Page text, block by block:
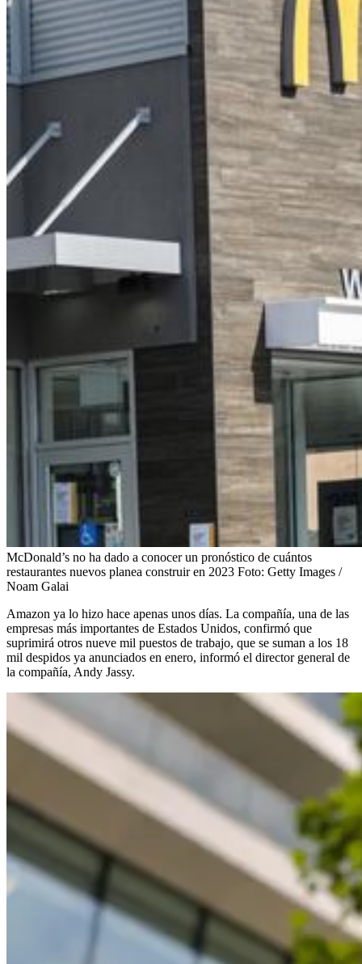
McDonald’s no ha dado a conocer un pronóstico de cuántos
restaurantes nuevos planea construir en 2023 Foto: Getty Images /
Noam Galai
Amazon ya lo hizo hace apenas unos días. La compañía, una de las
empresas más importantes de Estados Unidos, confirmó que
suprimirá otros nueve mil puestos de trabajo, que se suman a los 18
mil despidos ya anunciados en enero, informó el director general de
la compañía, Andy Jassy.